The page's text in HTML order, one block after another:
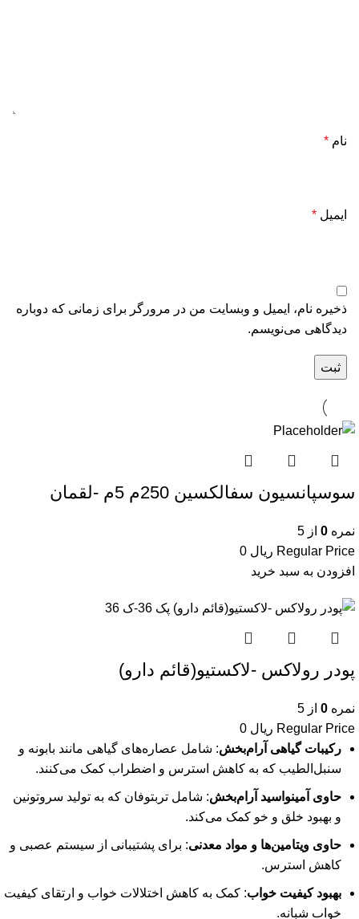
نام *
ایمیل *
ذخیره نام، ایمیل و وبسایت من در مرورگر برای زمانی که دوباره
دیدگاهی می‌نویسم.
سوسپانسیون سفالکسین 250م 5م -لقمان
نمره 0 از 5
Regular Price ریال
افزودن به سبد خرید
پودر رولاکس -لاکستیو(قائم دارو)
نمره 0 از 5
Regular Price ریال
رکیبات گیاهی آرام‌بخش: شامل عصاره‌های گیاهی مانند بابونه و
سنبل‌الطیب که به کاهش استرس و اضطراب کمک می‌کنند.
حاوی آمینواسید آرام‌بخش: شامل تربتوفان که به تولید سروتونین
و بهبود خلق و خو کمک می‌کند.
حاوی ویتامین‌ها و مواد معدنی: برای پشتیبانی از سیستم عصبی و
کاهش استرس.
بهبود کیفیت خواب: کمک به کاهش اختلالات خواب و ارتقای کیفیت
خواب شبانه.